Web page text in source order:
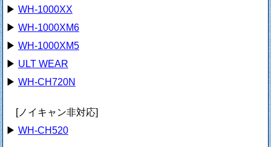
▶ WH-1000XX
▶ WH-1000XM6
▶ WH-1000XM5
▶ ULT WEAR
▶ WH-CH720N
[ノイキャン非対応]
▶ WH-CH520